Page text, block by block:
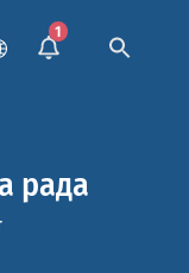
1
рада